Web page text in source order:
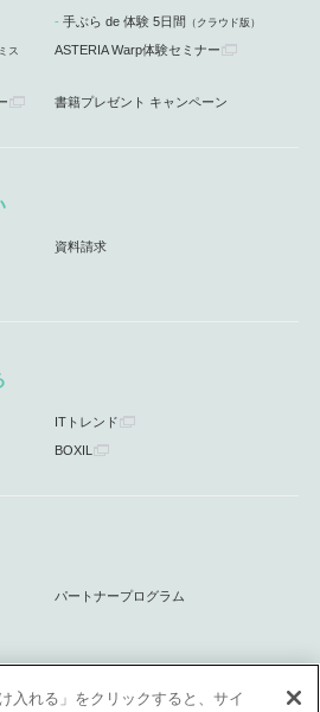
手ぶら de 体験 5日間 （クラウド版）
ス ASTERIA Warp体験セミナー
書籍プレゼント キャンペーン
資料請求
ITトレンド
BOXIL
パートナープログラム
入れる」をクリックすると、サイ